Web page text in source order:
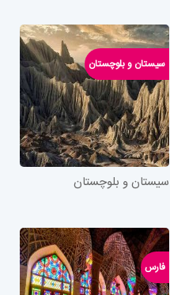
سیستان و بلوچستان
سیستان و بلوچستان
فارس